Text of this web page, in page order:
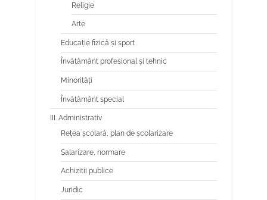
Religie
Arte
Educaţie fizică şi sport
Învăţământ profesional şi tehnic
Minorităţi
Învăţământ special
III. Administrativ
Reţea şcolară, plan de şcolarizare
Salarizare, normare
Achizitii publice
Juridic